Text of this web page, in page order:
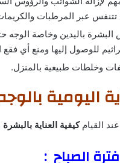
تتنفس عبر المرطبات
باليدين وخاصة الوجه
للوصول إليها ومنع أي
وخلطات طبيعية بالمنزل.
اليومية
كيفية العناية بالبشرة
الصباح :